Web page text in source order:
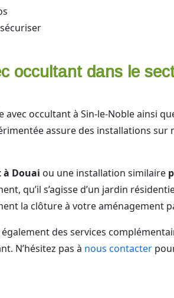
occultant dans le
occultant à Sin-le-Noble ainsi
assure des installations
à Douai ou une installation similaire
qu’il s’agisse d’un jardin
la clôture à votre aménagement
des services
N’hésitez pas à nous contacter